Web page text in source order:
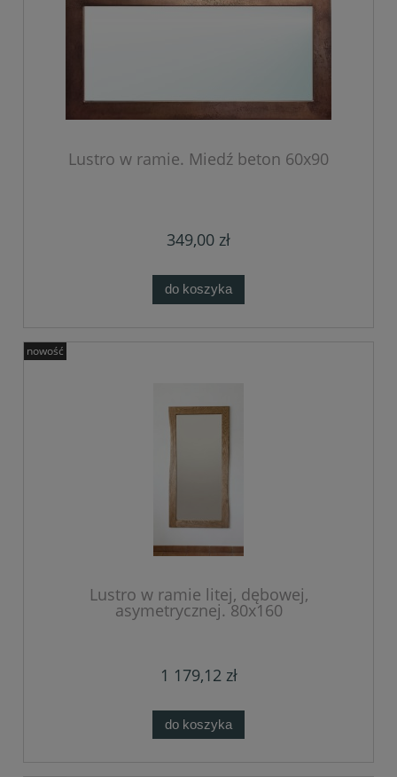
Lustro w ramie. Miedź beton 60x90
349,00 zł
do koszyka
Lustro w ramie litej, dębowej,
asymetrycznej. 80x160
1 179,12 zł
do koszyka
nowość